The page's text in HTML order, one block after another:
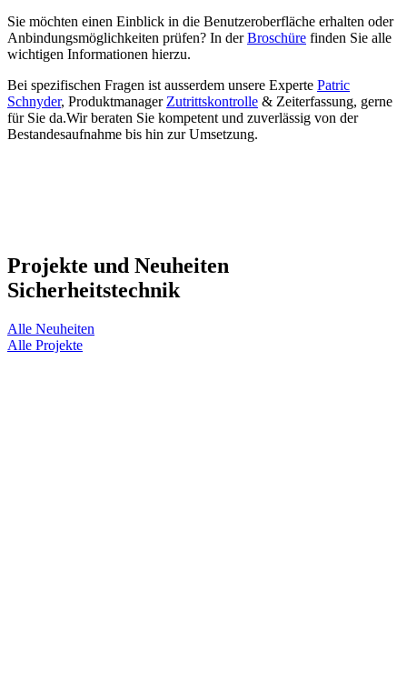
Sie möchten einen Einblick in die Benutzeroberfläche erhalten oder
Anbindungsmöglichkeiten prüfen? In der Broschüre finden Sie alle
wichtigen Informationen hierzu.
Bei spezifischen Fragen ist ausserdem unsere Experte Patric
Schnyder, Produktmanager Zutrittskontrolle & Zeiterfassung, gerne
für Sie da.Wir beraten Sie kompetent und zuverlässig von der
Bestandesaufnahme bis hin zur Umsetzung.
Projekte und Neuheiten
Sicherheitstechnik
Alle Neuheiten
Alle Projekte